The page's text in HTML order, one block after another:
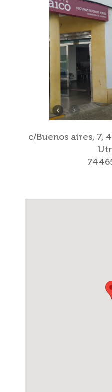
c/Buenos aires, 7,